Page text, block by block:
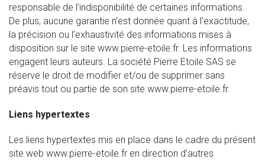
responsable de l’indisponibilité de certaines informations.
De plus, aucune garantie n’est donnée quant à l’exactitude,
la précision ou l’exhaustivité des informations mises à
disposition sur le site www.pierre-etoile.fr. Les informations
engagent leurs auteurs. La société Pierre Etoile SAS se
réserve le droit de modifier et/ou de supprimer sans
préavis tout ou partie de son site www.pierre-etoile.fr.
Liens hypertextes
Les liens hypertextes mis en place dans le cadre du présent
site web www.pierre-etoile.fr en direction d’autres